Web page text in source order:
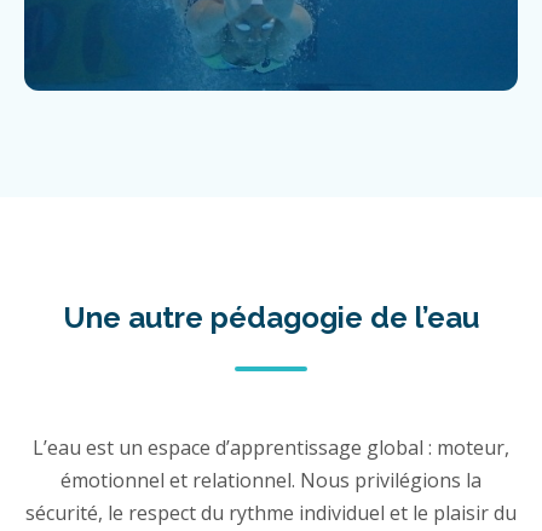
Une autre pédagogie de l’eau
L’eau est un espace d’apprentissage global : moteur,
émotionnel et relationnel. Nous privilégions la
sécurité, le respect du rythme individuel et le plaisir du